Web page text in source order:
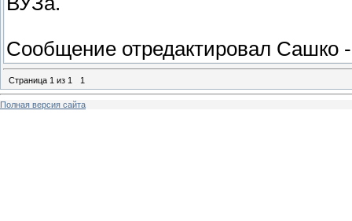
Сообщение отредактировал Сашко
Страница 1 из 1 1
Полная версия сайта